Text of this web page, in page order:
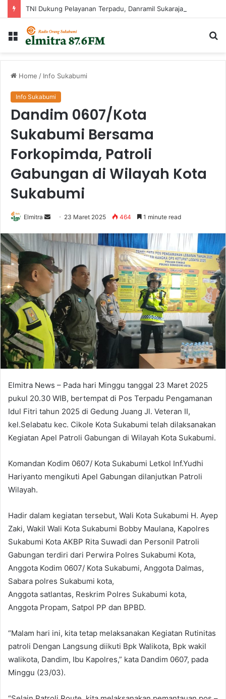
Menu
Home / Info Sukabumi
Info Sukabumi
Dandim 0607/Kota
Sukabumi Bersama
Forkopimda, Patroli
Gabungan di Wilayah Kota
Sukabumi
Elmitra
Send
email
23 Maret 2025 464 1 minute read
Elmitra News – Pada hari Minggu tanggal 23 Maret 2025
pukul 20.30 WIB, bertempat di Pos Terpadu Pengamanan
Idul Fitri tahun 2025 di Gedung Juang Jl. Veteran II,
kel.Selabatu kec. Cikole Kota Sukabumi telah dilaksanakan
Kegiatan Apel Patroli Gabungan di Wilayah Kota Sukabumi.
Komandan Kodim 0607/ Kota Sukabumi Letkol Inf.Yudhi
Hariyanto mengikuti Apel Gabungan dilanjutkan Patroli
Wilayah.
Hadir dalam kegiatan tersebut, Wali Kota Sukabumi H. Ayep
Zaki, Wakil Wali Kota Sukabumi Bobby Maulana, Kapolres
Sukabumi Kota AKBP Rita Suwadi dan Personil Patroli
Gabungan terdiri dari Perwira Polres Sukabumi Kota,
Anggota Kodim 0607/ Kota Sukabumi, Anggota Dalmas,
Sabara polres Sukabumi kota,
Anggota satlantas, Reskrim Polres Sukabumi kota,
Anggota Propam, Satpol PP dan BPBD.
“Malam hari ini, kita tetap melaksanakan Kegiatan Rutinitas
patroli Dengan Langsung diikuti Bpk Walikota, Bpk wakil
walikota, Dandim, Ibu Kapolres,” kata Dandim 0607, pada
Minggu (23/03).